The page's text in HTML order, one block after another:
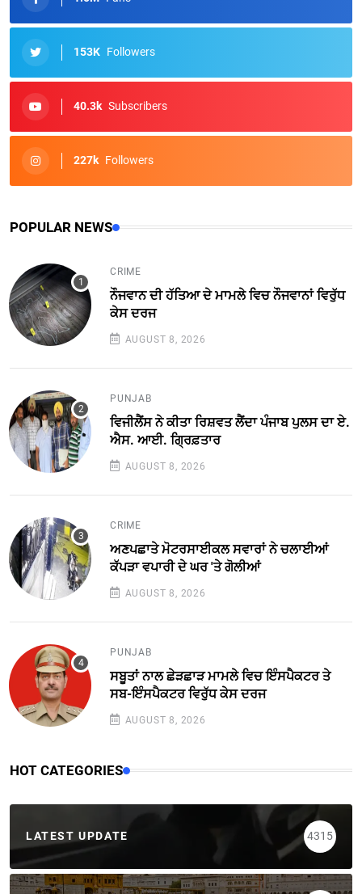
153K Followers
40.3k Subscribers
227k Followers
POPULAR NEWS
CRIME
ਨੌਜਵਾਨ ਦੀ ਹੱਤਿਆ ਦੇ ਮਾਮਲੇ ਵਿਚ ਨੌਜਵਾਨਾਂ ਵਿਰੁੱਧ
ਕੇਸ ਦਰਜ
AUGUST 8, 2026
PUNJAB
ਵਿਜੀਲੈਂਸ ਨੇ ਕੀਤਾ ਰਿਸ਼ਵਤ ਲੈਂਦਾ ਪੰਜਾਬ ਪੁਲਸ ਦਾ ਏ.
ਐਸ. ਆਈ. ਗ੍ਰਿਫ਼ਤਾਰ
AUGUST 8, 2026
CRIME
ਅਣਪਛਾਤੇ ਮੋਟਰਸਾਈਕਲ ਸਵਾਰਾਂ ਨੇ ਚਲਾਈਆਂ
ਕੱਪੜਾ ਵਪਾਰੀ ਦੇ ਘਰ 'ਤੇ ਗੋਲੀਆਂ
AUGUST 8, 2026
PUNJAB
ਸਬੂਤਾਂ ਨਾਲ ਛੇੜਛਾੜ ਮਾਮਲੇ ਵਿਚ ਇੰਸਪੈਕਟਰ ਤੇ
ਸਬ-ਇੰਸਪੈਕਟਰ ਵਿਰੁੱਧ ਕੇਸ ਦਰਜ
AUGUST 8, 2026
HOT CATEGORIES
LATEST UPDATE 4315